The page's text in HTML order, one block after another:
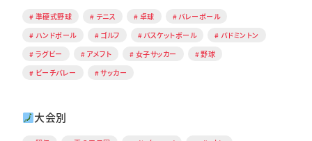
準硬式野球 テニス 卓球
バレーボール
ハンドボール
ゴルフ バスケットボール
バドミントン
ラグビー
アメフト 女子サッカー
野球
ビーチバレー
サッカー
大会別